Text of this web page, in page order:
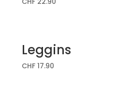
Leggins
CHF17.90